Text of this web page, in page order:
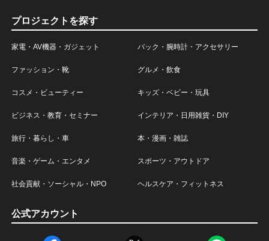
プロジェクトを探す
家電・AV機器・ガジェット バック・腕時計・アクセサリー
ファッション・靴 グルメ・飲食
コスメ・ビューティー キッズ・ベビー・玩具
ビジネス・教育・セミナー インテリア・日用雑貨・DIY
旅行・暮らし・車 本・漫画・雑誌
音楽・ゲーム・エンタメ スポーツ・アウトドア
社会貢献・ソーシャル・NPO ヘルスケア・フィットネス
公式アカウント